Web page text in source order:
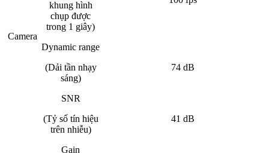
Camera
khung hình
chụp được
trong 1 giây)
Dynamic range
(Dải tần nhạy
sáng)
74 dB
SNR
(Tỷ số tín hiệu
trên nhiễu)
41 dB
Gain